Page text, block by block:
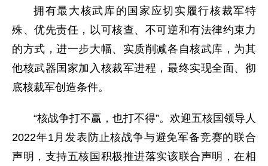
拥有最大核武库的国家应切实履行核裁军特
殊、优先责任，以可核查、不可逆和有法律约束力
的方式，进一步大幅、实质削减各自核武库，为其
他核武器国家加入核裁军进程，最终实现全面、彻
底核裁军创造条件。
“核战争打不赢，也打不得”。欢迎五核国领导人
2022年1月发表防止核战争与避免军备竞赛的联合
声明，支持五核国积极推进落实该联合声明，在相